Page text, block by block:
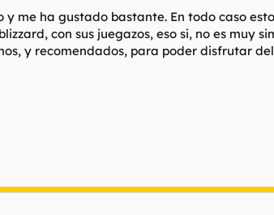
y me ha gustado bastante. En todo caso
con sus juegazos, eso si, no es muy
y recomendados, para poder disfrutar